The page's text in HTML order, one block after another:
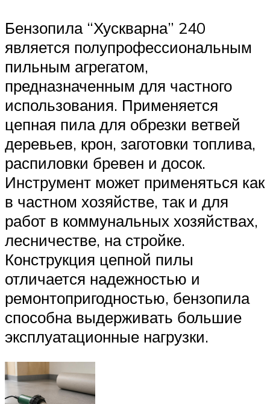
Бензопила “Хускварна” 240
является полупрофессиональным
пильным агрегатом,
предназначенным для частного
использования. Применяется
цепная пила для обрезки ветвей
деревьев, крон, заготовки топлива,
распиловки бревен и досок.
Инструмент может применяться как
в частном хозяйстве, так и для
работ в коммунальных хозяйствах,
лесничестве, на стройке.
Конструкция цепной пилы
отличается надежностью и
ремонтопригодностью, бензопила
способна выдерживать большие
эксплуатационные нагрузки.